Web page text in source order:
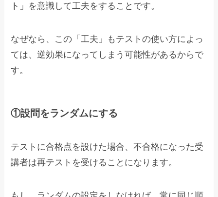
ト」を意識して工夫をすることです。
なぜなら、この「工夫」もテストの使い方によっ
ては、逆効果になってしまう可能性があるからで
す。
①設問をランダムにする
テストに合格点を設けた場合、不合格になった受
講者は再テストを受けることになります。